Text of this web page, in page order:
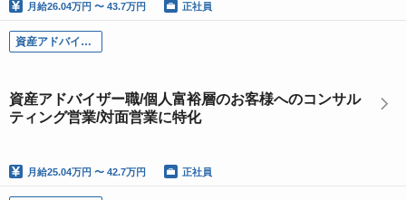
月給26.04万円 〜 43.7万円 正社員
資産アドバイザー職
資産アドバイザー職/個人富裕層のお客様へのコンサル
ティング営業/対面営業に特化
月給25.04万円 〜 42.7万円 正社員